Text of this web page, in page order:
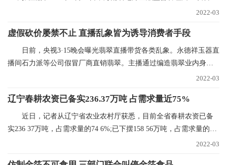
2022-03
虚假砍价屡禁不止 直播乱象皆为诱导消费者手段
日前，央视3·15晚会曝光翡翠直播带货各类乱象。永德祥玉器直
播间石力派等公司假冒厂商直销翡翠。主播通过编造翡翠业内身
2022-03
辽宁春耕农资已备实236.37万吨 占需求量近75%
近日，记者从辽宁省农业农村厅获悉，目前全省春耕农资已备
实236 37万吨，占需求量的74 6%;已下摆158 56万吨，占需求量的
2022-03